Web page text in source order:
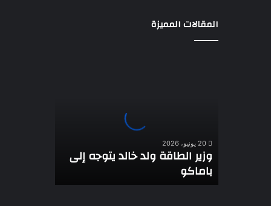
المقالات المميزة
20 يونيو، 2026
وزير الطاقة ولد خالد يتوجه إلى
باماكو